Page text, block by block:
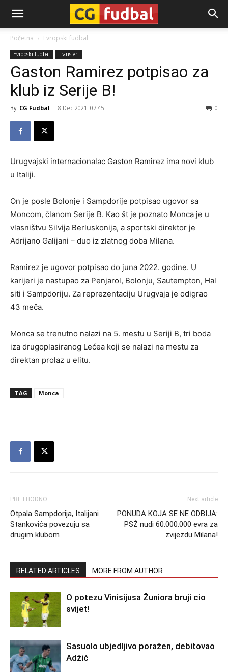
CG-
Fudbal
Početna Evropski fudbal
Evropski fudbal Transferi
Gaston Ramirez potpisao za
klub iz Serije B!
By CG Fudbal - 8 Dec 2021. 07:45 0
Urugvajski internacionalac Gaston Ramirez ima novi klub
u Italiji.
On je posle Bolonje i Sampdorije potpisao ugovor sa
Moncom, članom Serije B. Kao št je poznato Monca je u
vlasništvu Silvija Berluskonija, a sportski direktor je
Adrijano Galijani – duo iz zlatnog doba Milana.
Ramirez je ugovor potpisao do juna 2022. godine. U
karijeri je nastupao za Penjarol, Bolonju, Sautempton, Hal
siti i Sampdoriju. Za reprezentaciju Urugvaja je odigrao
43 meča.
Monca se trenutno nalazi na 5. mestu u Seriji B, tri boda
iza drugoplasiranog Lećea koji se nalazi na mestu za
direktan prolaz u elitu.
TAG Monca
PRETHODNO
Otpala Sampdorija, Italijani
Stankovića povezuju sa
drugim klubom
Next article
PONUDA KOJA SE NE ODBIJA:
PSŽ nudi 60.000.000 evra za
zvijezdu Milana!
RELATED ARTICLES MORE FROM AUTHOR
O potezu Vinisijusa Žuniora bruji cio
svijet!
Sasuolo ubjedljivo poražen, debitovao
Adžić